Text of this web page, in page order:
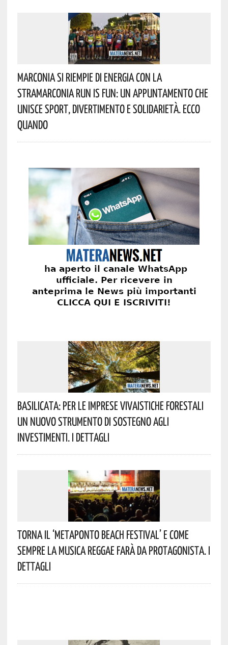
Marconia Si Riempie Di Energia Con La
StraMarconia Run Is Fun: Un Appuntamento Che
Unisce Sport, Divertimento E Solidarietà. Ecco
Quando
Basilicata: Per Le Imprese Vivaistiche Forestali
Un Nuovo Strumento Di Sostegno Agli
Investimenti. I Dettagli
Torna Il ‘Metaponto Beach Festival’ E Come
Sempre La Musica Reggae Farà Da Protagonista. I
Dettagli